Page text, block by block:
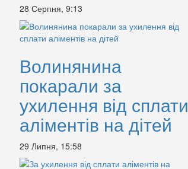
28 Серпня, 9:13
Волинянина
покарали за
ухилення від сплати
аліментів на дітей
29 Липня, 15:58